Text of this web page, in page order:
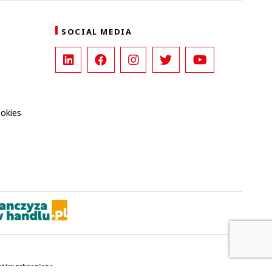
SOCIAL MEDIA
zabronione.